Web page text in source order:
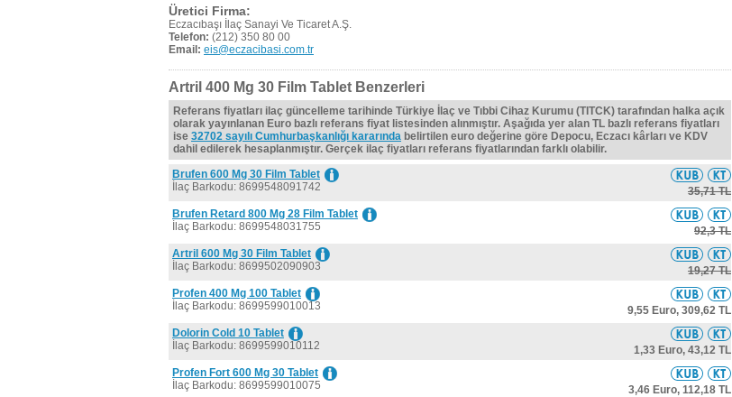
Üretici Firma:
Eczacıbaşı İlaç Sanayi Ve Ticaret A.Ş.
Telefon: (212) 350 80 00
Email: eis@eczacibasi.com.tr
Artril 400 Mg 30 Film Tablet Benzerleri
Referans fiyatları ilaç güncelleme tarihinde Türkiye İlaç ve Tıbbi Cihaz Kurumu (TITCK) tarafından halka açık
olarak yayınlanan Euro bazlı referans fiyat listesinden alınmıştır. Aşağıda yer alan TL bazlı referans fiyatları
ise 32702 sayılı Cumhurbaşkanlığı kararında belirtilen euro değerine göre Depocu, Eczacı kârları ve KDV
dahil edilerek hesaplanmıştır. Gerçek ilaç fiyatları referans fiyatlarından farklı olabilir.
Brufen 600 Mg 30 Film Tablet
İlaç Barkodu: 8699548091742
35,71 TL
Brufen Retard 800 Mg 28 Film Tablet
İlaç Barkodu: 8699548031755
92,3 TL
Artril 600 Mg 30 Film Tablet
İlaç Barkodu: 8699502090903
19,27 TL
Profen 400 Mg 100 Tablet
İlaç Barkodu: 8699599010013
9,55 Euro, 309,62 TL
Dolorin Cold 10 Tablet
İlaç Barkodu: 8699599010112
1,33 Euro, 43,12 TL
Profen Fort 600 Mg 30 Tablet
İlaç Barkodu: 8699599010075
3,46 Euro, 112,18 TL